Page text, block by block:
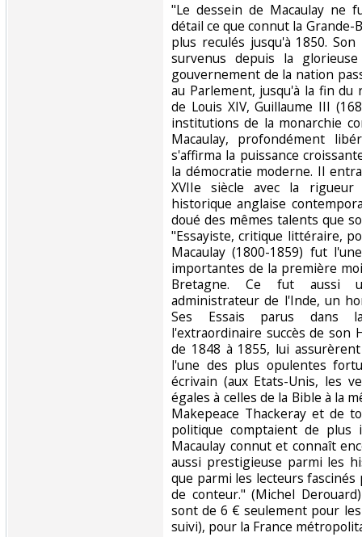
‎"Le dessein de Macaulay ne
détail ce que connut la
plus reculés jusqu'à 1850.
survenus depuis la
gouvernement de la nation
au Parlement, jusqu'à la fin
de Louis XIV, Guillaume III
institutions de la monarchie
Macaulay, profondément
s'affirma la puissance
la démocratie moderne. Il
XVIIe siècle avec la
historique anglaise
doué des mêmes talents que
"Essayiste, critique littéraire,
Macaulay (1800-1859) fut
importantes de la première
Bretagne. Ce fut aussi
administrateur de l'Inde, un
Ses Essais parus dans
l'extraordinaire succès de son
de 1848 à 1855, lui
l'une des plus opulentes
écrivain (aux Etats-Unis, les
égales à celles de la Bible à la
Makepeace Thackeray et de
politique comptaient de
Macaulay connut et connaît
aussi prestigieuse parmi les
que parmi les lecteurs
de conteur." (Michel
sont de 6 € seulement pour
suivi), pour la France